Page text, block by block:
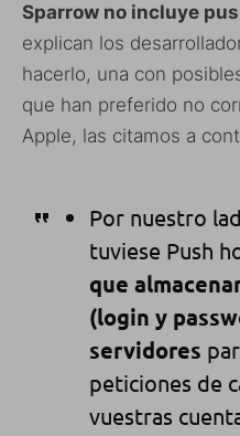
Sparrow no incluye
explican los
hacerlo, una con
que han preferido no
Apple, las citamos a
Por nuestro
tuviese Push
que
(login y
servidores
peticiones de
vuestras